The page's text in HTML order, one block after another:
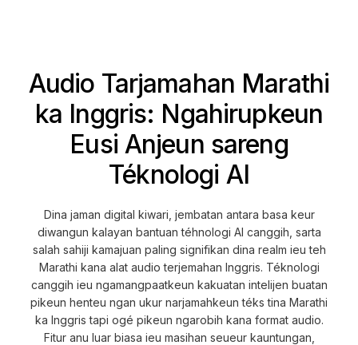
Audio Tarjamahan Marathi
ka Inggris: Ngahirupkeun
Eusi Anjeun sareng
Téknologi AI
Dina jaman digital kiwari, jembatan antara basa keur
diwangun kalayan bantuan téhnologi AI canggih, sarta
salah sahiji kamajuan paling signifikan dina realm ieu teh
Marathi kana alat audio terjemahan Inggris. Téknologi
canggih ieu ngamangpaatkeun kakuatan intelijen buatan
pikeun henteu ngan ukur narjamahkeun téks tina Marathi
ka Inggris tapi ogé pikeun ngarobih kana format audio.
Fitur anu luar biasa ieu masihan seueur kauntungan,